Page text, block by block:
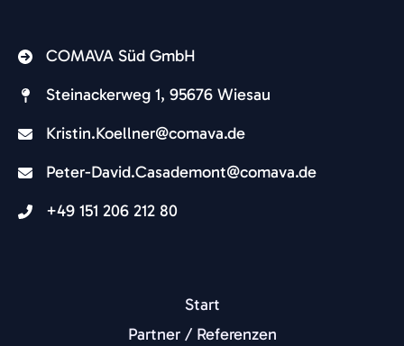
COMAVA Süd GmbH
Steinackerweg 1, 95676 Wiesau
Kristin.Koellner@comava.de​
Peter-David.Casademont@comava.de
+49 151 206 212 80
Start
Partner / Referenzen